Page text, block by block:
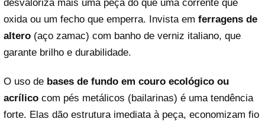
desvaloriza mais uma peça do que uma corrente que
oxida ou um fecho que emperra. Invista em ferragens de
altero (aço zamac) com banho de verniz italiano, que
garante brilho e durabilidade.
O uso de bases de fundo em couro ecológico ou
acrílico com pés metálicos (bailarinas) é uma tendência
forte. Elas dão estrutura imediata à peça, economizam fio